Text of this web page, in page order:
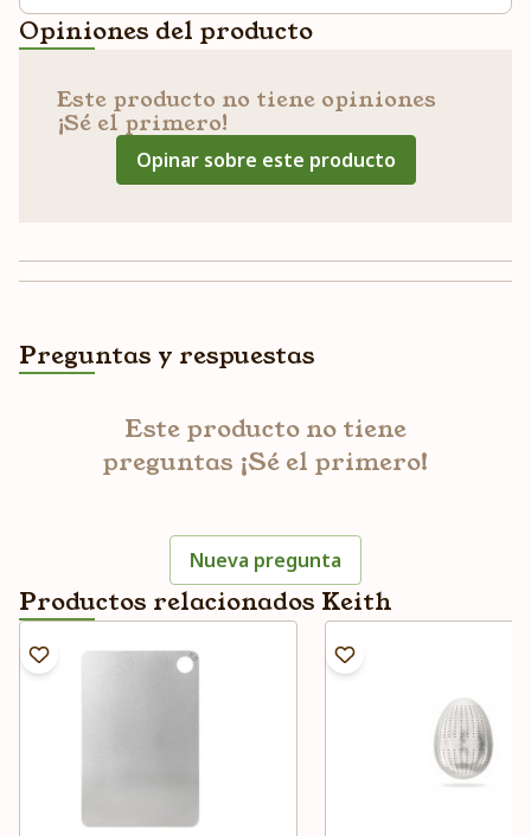
Opiniones del producto
Este producto no tiene opiniones
¡Sé el primero!
Opinar sobre este producto
Preguntas y respuestas
Este producto no tiene
preguntas ¡Sé el primero!
Nueva pregunta
Productos relacionados Keith